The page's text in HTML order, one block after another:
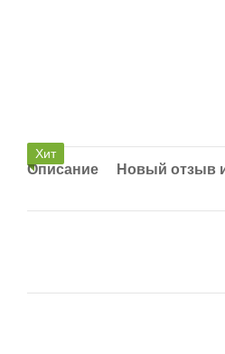
Хит
Описание Новый отзыв